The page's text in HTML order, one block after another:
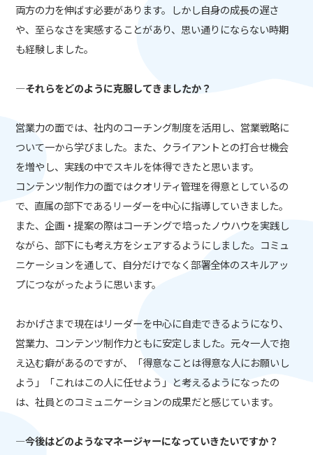
両方の力を伸ばす必要があります。しかし自身の成長の遅さ
や、至らなさを実感することがあり、思い通りにならない時期
も経験しました。
―それらをどのように克服してきましたか？
営業力の面では、社内のコーチング制度を活用し、営業戦略に
ついて一から学びました。また、クライアントとの打合せ機会
を増やし、実践の中でスキルを体得できたと思います。
コンテンツ制作力の面ではクオリティ管理を得意としているの
で、直属の部下であるリーダーを中心に指導していきました。
また、企画・提案の際はコーチングで培ったノウハウを実践し
ながら、部下にも考え方をシェアするようにしました。コミュ
ニケーションを通して、自分だけでなく部署全体のスキルアッ
プにつながったように思います。
おかげさまで現在はリーダーを中心に自走できるようになり、
営業力、コンテンツ制作力ともに安定しました。元々一人で抱
え込む癖があるのですが、「得意なことは得意な人にお願いし
よう」「これはこの人に任せよう」と考えるようになったの
は、社員とのコミュニケーションの成果だと感じています。
―今後はどのようなマネージャーになっていきたいですか？